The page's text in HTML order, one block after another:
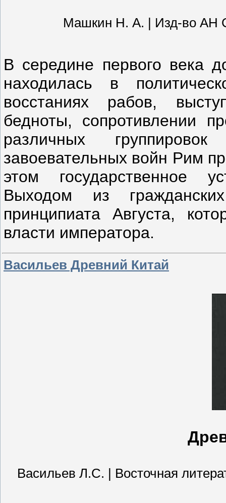
Машкин Н. А. | Изд-во АН
В середине первого века
находилась в
восстаниях рабов,
бедноты, сопротивлении
различных
завоевательных войн Рим
этом государственное
Выходом из
принципиата Августа,
власти императора.
Васильев Древний Китай
Васильев Л.С. | Восточная